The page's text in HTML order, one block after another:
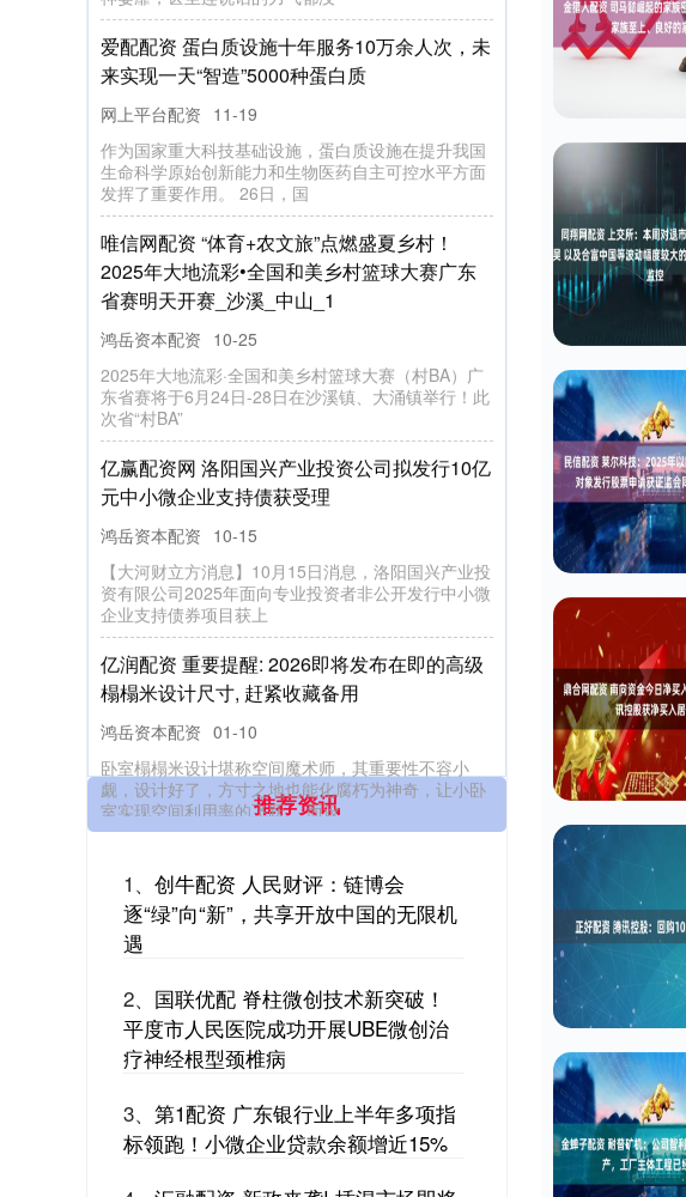
威，专业，及时，全面，助
推荐资讯
1、 创牛配资 人民财评：链博会
逐“绿”向“新”，共享开放中国的无限机
遇
2、 国联优配 脊柱微创技术新突破！
平度市人民医院成功开展UBE微创治
疗神经根型颈椎病
3、 第1配资 广东银行业上半年多项指
标领跑！小微企业贷款余额增近15%